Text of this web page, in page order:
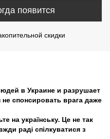
появится
скидки
в Украине и разрушает
спонсировать врага даже
на українську. Це не так
раді спілкуватися з